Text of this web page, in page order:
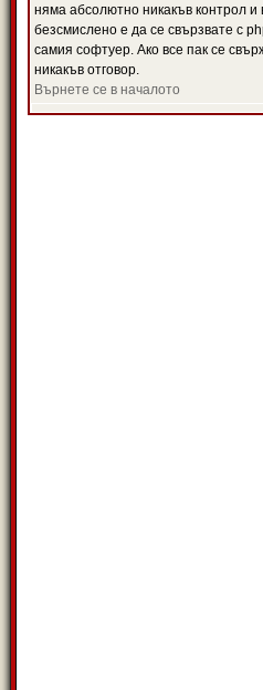
няма абсолютно никакъв контрол
безсмислено е да се свързвате с
самия софтуер. Ако все пак се
никакъв отговор.
Върнете се в началото